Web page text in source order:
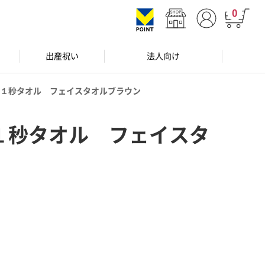
0
出産祝い 法人向け
秒タオル フェイスタオルブラウン
タオル フェイスタ